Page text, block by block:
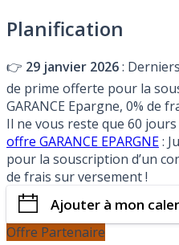
Planification
👉 29 janvier 2026:
de prime offerte pour la
GARANCE Epargne, 0% de
Il ne vous reste que 60
offre GARANCE EPARGNE:
pour la souscription d’un
de frais sur versement !
Ajouter à mon
Offre Partenaire